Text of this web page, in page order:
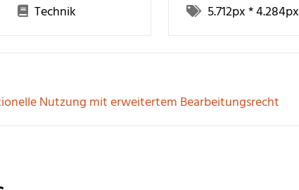
Technik 5.712px *4.284px
Nutzung mit erweitertem Bearbeitungsrecht